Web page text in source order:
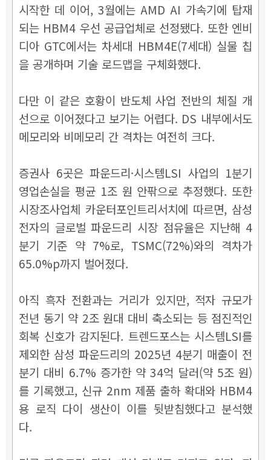
시작한 데 이어, 3월에는 AMD AI 가속기에 탑재
되는 HBM4 우선 공급업체로 선정됐다. 또한 엔비
디아 GTC에서는 차세대 HBM4E(7세대) 실물 칩
을 공개하며 기술 로드맵을 구체화했다.
다만 이 같은 호황이 반도체 사업 전반의 체질 개
선으로 이어졌다고 보기는 어렵다. DS 내부에서도
메모리와 비메모리 간 격차는 여전히 크다.
증권사 6곳은 파운드리·시스템LSI 사업의 1분기
영업손실을 평균 1조 원 안팎으로 추정했다. 또한
시장조사업체 카운터포인트리서치에 따르면, 삼성
전자의 글로벌 파운드리 시장 점유율은 지난해 4
분기 기준 약 7%로, TSMC(72%)와의 격차가
65.0%p까지 벌어졌다.
아직 흑자 전환과는 거리가 있지만, 적자 규모가
전년 동기 약 2조 원대 대비 축소되는 등 점진적인
회복 신호가 감지된다. 트렌드포스는 시스템LSI를
제외한 삼성 파운드리의 2025년 4분기 매출이 전
분기 대비 6.7% 증가한 약 34억 달러(약 5조 원)
를 기록했고, 신규 2nm 제품 출하 확대와 HBM4
용 로직 다이 생산이 이를 뒷받침했다고 분석했
다.